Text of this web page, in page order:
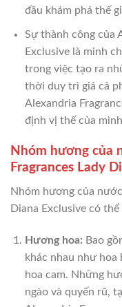
đầu khám phá thế
Sự thành công của
Exclusive là minh
trong việc tạo ra
thời duy trì giá cả
Alexandria
định vị thế của
Nhóm hương của
Fragrances Lady
Nhóm hương của
Diana Exclusive có
Hương hoa: Bao
khác nhau như hoa
hoa cam. Những
ngào và quyến rũ,